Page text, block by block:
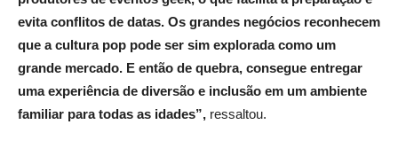
evita conflitos de datas. Os grandes negócios reconhecem
que a cultura pop pode ser sim explorada como um
grande mercado. E então de quebra, consegue entregar
uma experiência de diversão e inclusão em um ambiente
familiar para todas as idades”, ressaltou.